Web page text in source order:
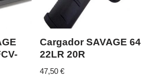
Cargador SAVAGE 64
22LR 20R
47,50€